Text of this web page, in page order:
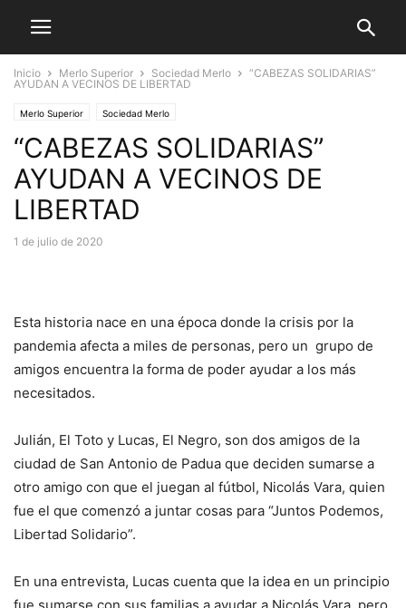
Inicio Merlo Superior Sociedad Merlo
“CABEZAS SOLIDARIAS”
AYUDAN A VECINOS DE LIBERTAD
Merlo Superior Sociedad Merlo
“CABEZAS SOLIDARIAS”
AYUDAN A VECINOS DE
LIBERTAD
1 de julio de 2020
Esta historia nace en una época donde la crisis por la
pandemia afecta a miles de personas, pero un grupo de
amigos encuentra la forma de poder ayudar a los más
necesitados.
Julián, El Toto y Lucas, El Negro, son dos amigos de la
ciudad de San Antonio de Padua que deciden sumarse a
otro amigo con que el juegan al fútbol, Nicolás Vara, quien
fue el que comenzó a juntar cosas para “Juntos Podemos,
Libertad Solidario”.
En una entrevista, Lucas cuenta que la idea en un principio